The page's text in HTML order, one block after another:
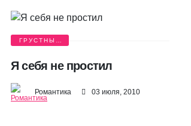
ГРУСТНЫЕ
Я себя не простил
Романтика 03 июля, 2010